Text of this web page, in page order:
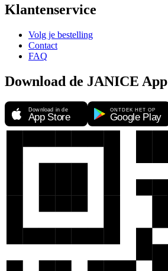
Klantenservice
Volg je bestelling
Contact
FAQ
Download de JANICE App